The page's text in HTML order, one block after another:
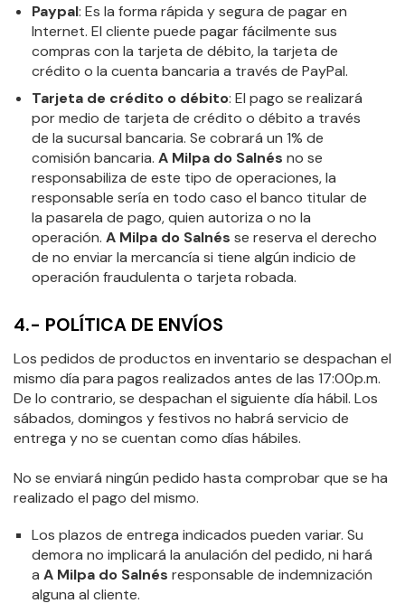
Paypal: Es la forma rápida y segura de pagar en
Internet. El cliente puede pagar fácilmente sus
compras con la tarjeta de débito, la tarjeta de
crédito o la cuenta bancaria a través de PayPal.
Tarjeta de crédito o débito: El pago se realizará
por medio de tarjeta de crédito o débito a través
de la sucursal bancaria. Se cobrará un 1% de
comisión bancaria. A Milpa do Salnés no se
responsabiliza de este tipo de operaciones, la
responsable sería en todo caso el banco titular de
la pasarela de pago, quien autoriza o no la
operación. A Milpa do Salnés se reserva el derecho
de no enviar la mercancía si tiene algún indicio de
operación fraudulenta o tarjeta robada.
4.- POLÍTICA DE ENVÍOS
Los pedidos de productos en inventario se despachan el
mismo día para pagos realizados antes de las 17:00p.m.
De lo contrario, se despachan el siguiente día hábil. Los
sábados, domingos y festivos no habrá servicio de
entrega y no se cuentan como días hábiles.
No se enviará ningún pedido hasta comprobar que se ha
realizado el pago del mismo.
Los plazos de entrega indicados pueden variar. Su
demora no implicará la anulación del pedido, ni hará
a A Milpa do Salnés responsable de indemnización
alguna al cliente.